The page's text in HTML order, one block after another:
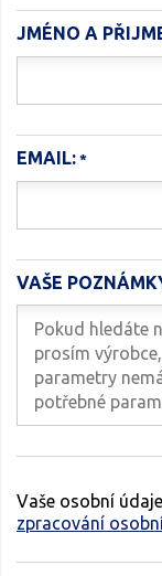
JMÉNO A
EMAIL:
VAŠE
Vaše osobní
zpracování